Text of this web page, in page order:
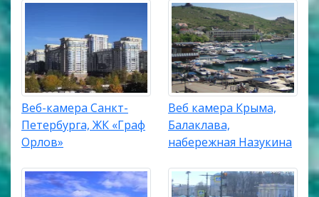
Веб-камера Санкт-
Петербурга, ЖК «Граф
Орлов»
Веб камера Крыма,
Балаклава,
набережная Назукина